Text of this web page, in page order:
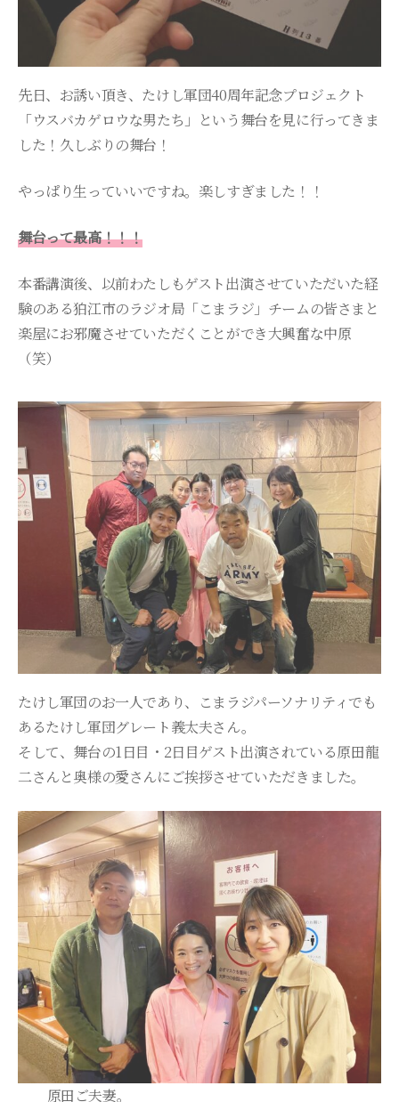
先日、お誘い頂き、たけし軍団40周年記念プロジェクト
「ウスバカゲロウな男たち」という舞台を見に行ってきま
した！久しぶりの舞台！
やっぱり生っていいですね。楽しすぎました！！
舞台って最高！！！
本番講演後、以前わたしもゲスト出演させていただいた経
験のある狛江市のラジオ局「こまラジ」チームの皆さまと
楽屋にお邪魔させていただくことができ大興奮な中原
（笑）
たけし軍団のお一人であり、こまラジパーソナリティでも
あるたけし軍団グレート義太夫さん。
そして、舞台の1日目・2日目ゲスト出演されている原田龍
二さんと奥様の愛さんにご挨拶させていただきました。
原田ご夫妻。